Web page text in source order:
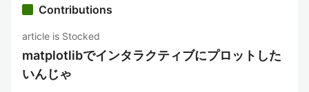
Contributions
article is Stocked
matplotlibでインタラクティブにプロットした
いんじゃ